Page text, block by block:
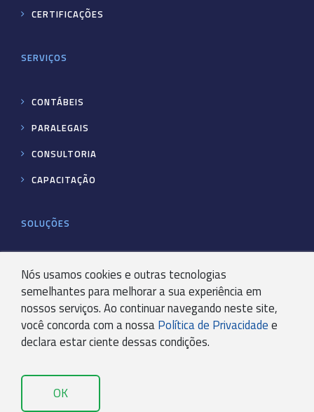
Nós usamos cookies e outras tecnologias
semelhantes para melhorar a sua experiência em
nossos serviços. Ao continuar navegando neste site,
você concorda com a nossa Política de Privacidade e
declara estar ciente dessas condições.
OK
CERTIFICAÇÕES
SERVIÇOS
CONTÁBEIS
PARALEGAIS
CONSULTORIA
CAPACITAÇÃO
SOLUÇÕES
CERTIFICAÇÃO DIGITAL
KSISTEMA – ERP
PORTAL DE ASSINATURAS
EMISSOR DE NF-E
EMISSOR NOTA FISCAL IMPORTAÇÃO